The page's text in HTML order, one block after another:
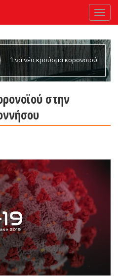
Ένα νέο κρούσμα κορονοϊού
στην